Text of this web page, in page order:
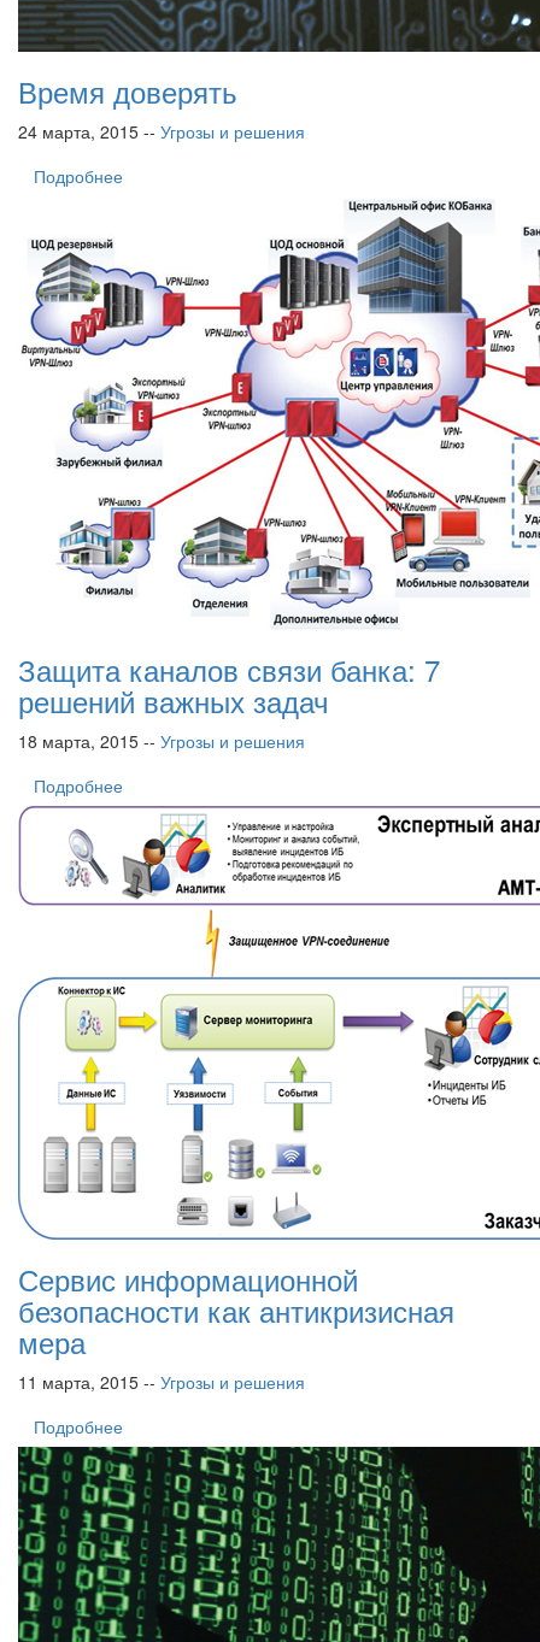
Время доверять
24 марта, 2015 -- Угрозы и решения
Подробнее
Защита каналов связи банка: 7
решений важных задач
18 марта, 2015 -- Угрозы и решения
Подробнее
Сервис информационной
безопасности как антикризисная
мера
11 марта, 2015 -- Угрозы и решения
Подробнее